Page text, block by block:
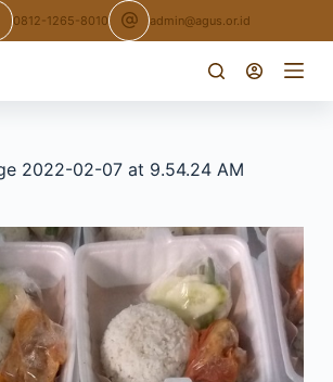
0812-1265-8010 admin@agus.or.id
2022-02-07 at 9.54.24 AM